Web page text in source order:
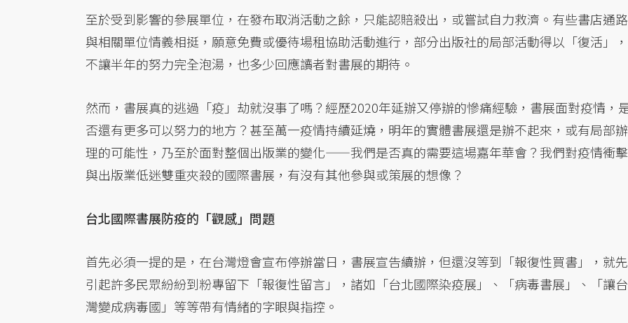
至於受到影響的參展單位，在發布取消活動之餘，只能認賠殺出，或嘗試自力救濟。有些書店通路
與相關單位情義相挺，願意免費或優待場租協助活動進行，部分出版社的局部活動得以「復活」，
不讓半年的努力完全泡湯，也多少回應讀者對書展的期待。
然而，書展真的逃過「疫」劫就沒事了嗎？經歷2020年延辦又停辦的慘痛經驗，書展面對疫情，
否還有更多可以努力的地方？甚至萬一疫情持續延燒，明年的實體書展還是辦不起來，或有局部辦
理的可能性，乃至於面對整個出版業的變化——我們是否真的需要這場嘉年華會？我們對疫情衝擊
與出版業低迷雙重夾殺的國際書展，有沒有其他參與或策展的想像？
台北國際書展防疫的「觀感」問題
首先必須一提的是，在台灣燈會宣布停辦當日，書展宣告續辦，但還沒等到「報復性買書」，就先
引起許多民眾紛紛到粉專留下「報復性留言」，諸如「台北國際染疫展」、「病毒書展」、「讓台
灣變成病毒國」等等帶有情緒的字眼與指控。